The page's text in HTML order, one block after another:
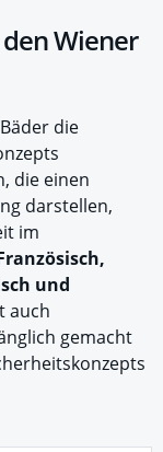
Wiener
die
die einen
darstellen,
im
und
auch
gemacht